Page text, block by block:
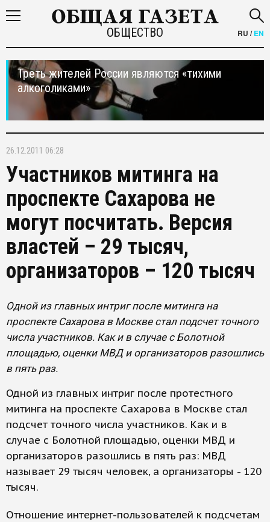
ОБЩЕСТВО RU /EN
Треть жителей России являются «тихими
алкоголиками»
26.12.2011 06:28
Участников митинга на
проспекте Сахарова не
могут посчитать. Версия
властей – 29 тысяч,
организаторов – 120 тысяч
Одной из главных интриг после митинга на
проспекте Сахарова в Москве стал подсчет точного
числа участников. Как и в случае с Болотной
площадью, оценки МВД и организаторов разошлись
в пять раз.
Одной из главных интриг после протестного
митинга на проспекте Сахарова в Москве стал
подсчет точного числа участников. Как и в
случае с Болотной площадью, оценки МВД и
организаторов разошлись в пять раз: МВД
называет 29 тысяч человек, а организаторы - 120
тысяч.
Отношение интернет-пользователей к подсчетам